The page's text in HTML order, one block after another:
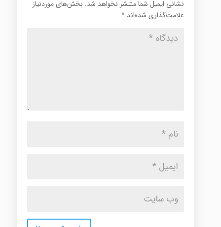
نشانی ایمیل شما منتشر نخواهد شد. بخش‌های موردنیاز
علامت‌گذاری شده‌اند *